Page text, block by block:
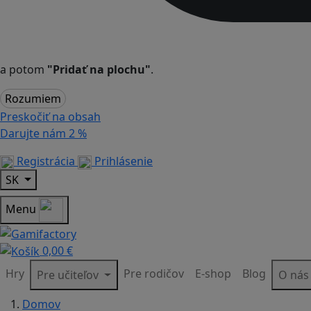
a potom "Pridať na plochu".
Rozumiem
Preskočiť na obsah
Darujte nám 2 %
Registrácia
Prihlásenie
SK
Menu
0,00 €
Hry
Pre učiteľov Pre rodičov E-shop Blog
O nás
Domov